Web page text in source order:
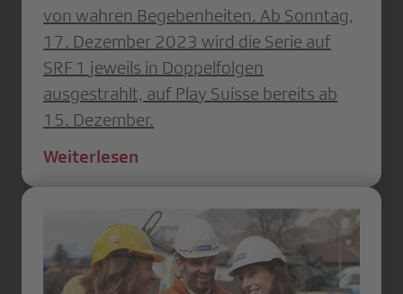
von wahren Begebenheiten. Ab Sonntag,
17. Dezember 2023 wird die Serie auf
SRF 1 jeweils in Doppelfolgen
ausgestrahlt, auf Play Suisse bereits ab
15. Dezember.
Weiterlesen